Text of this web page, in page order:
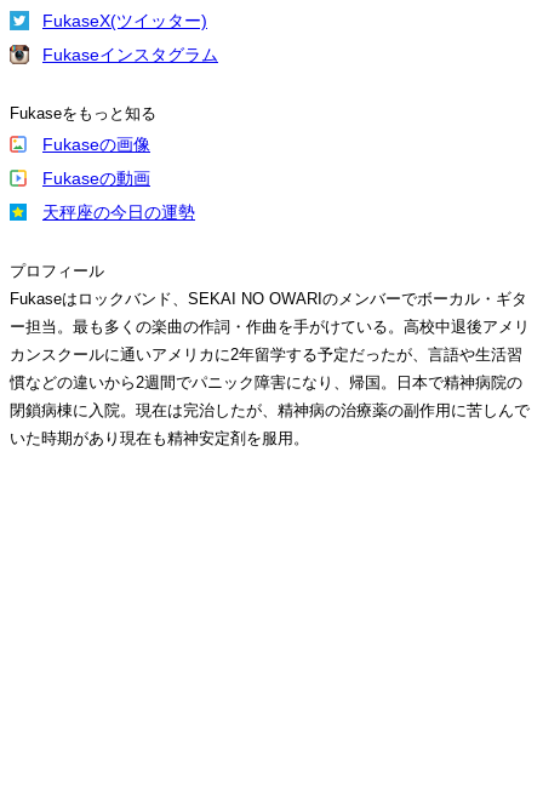
FukaseX(ツイッター)
Fukaseインスタグラム
Fukaseをもっと知る
Fukaseの画像
Fukaseの動画
天秤座の今日の運勢
プロフィール
Fukaseはロックバンド、SEKAI NO OWARIのメンバーでボーカル・ギタ
ー担当。最も多くの楽曲の作詞・作曲を手がけている。高校中退後アメリ
カンスクールに通いアメリカに2年留学する予定だったが、言語や生活習
慣などの違いから2週間でパニック障害になり、帰国。日本で精神病院の
閉鎖病棟に入院。現在は完治したが、精神病の治療薬の副作用に苦しんで
いた時期があり現在も精神安定剤を服用。